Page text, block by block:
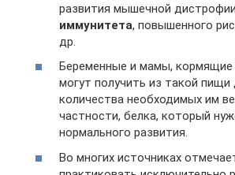
развития мышечной
иммунитета, повышенного
др.
Беременные и мамы,
могут получить из такой пищи
количества необходимых им
частности, белка, который
нормального развития.
Во многих источниках